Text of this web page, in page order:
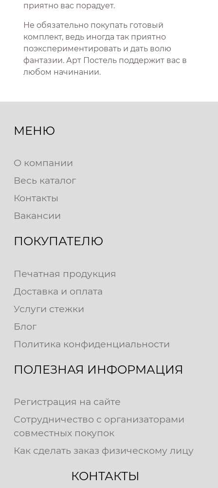
приятно вас порадует.
Не обязательно покупать готовый
комплект, ведь иногда так приятно
поэкспериментировать и дать волю
фантазии. Арт Постель поддержит вас в
любом начинании.
МЕНЮ
О компании
Весь каталог
Контакты
Вакансии
ПОКУПАТЕЛЮ
Печатная продукция
Доставка и оплата
Услуги стежки
Блог
Политика конфиденциальности
ПОЛЕЗНАЯ ИНФОРМАЦИЯ
Регистрация на сайте
Сотрудничество с организаторами
совместных покупок
Как сделать заказ физическому лицу
КОНТАКТЫ